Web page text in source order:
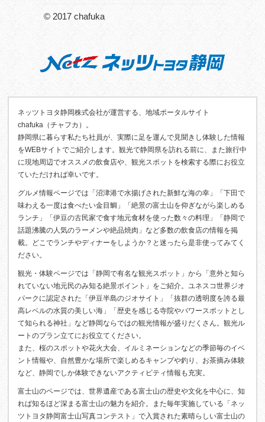
© 2017 chafuka
ネッツトヨタ静岡株式会社が運営する、地域ポータルサイト
chafuka（チャフカ）。
静岡県に暮らす私たち社員が、実際に足を運んで見聞きし体験した情報
をWEBサイトでご紹介します。観光で静岡県を訪れる前に、また旅行中
に現地周辺でオススメの飲食店や、観光スポットを検索する際にお役立
ていただければ幸いです。
グルメ情報ページでは「沼津港で水揚げされた新鮮な海の幸」「下田で
味わえる一度は食べたい金目鯛」「絶景の富士山を仰ぎながら楽しめる
ランチ」「伊豆の古民家で食す地元食材を使った数々の料理」「静岡で
話題沸騰の人気のラーメンや絶品焼肉」など多数の飲食店の情報を掲
載。どこでランチやディナーをしようか？と迷ったら是非使ってみてく
ださい。
観光・体験ページでは「静岡で有名な観光スポット」から「意外と知ら
れていない地元民のみ知る絶景ポイント」をご紹介。ユネスコ世界ジオ
パークに認定された「伊豆半島のジオサイト」「抜群の透明度を誇る最
高レベルの水質の美しい海」「歴史を感じる寺院やパワースポットとし
て知られる神社」など静岡ならではの観光情報が盛りだくさん。観光ル
ートのプラン立てにお役立てください。
また、桜のスポットや花火大会、イルミネーションなどの季節毎のイベ
ント情報や、自然豊かな場所で楽しめるキャンプや釣り、お茶摘み体験
など、静岡でしか体験できないアクティビティ情報も充実。
富士山のページでは、世界遺産である富士山の歴史や文化を中心に、知
れば知るほど深まる富士山の魅力を紹介。また毎年実施している「ネッ
ツトヨタ静岡富士山写真コンテスト」で入賞された素晴らしい富士山の